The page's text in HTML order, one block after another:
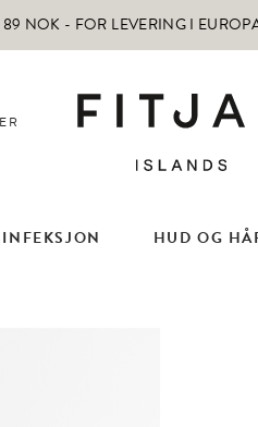
89 NOK - FOR LEVERING I
HUD OG